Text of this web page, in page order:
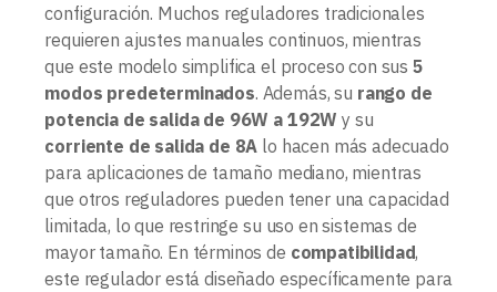
configuración. Muchos reguladores tradicionales
requieren ajustes manuales continuos, mientras
que este modelo simplifica el proceso con sus 5
modos predeterminados. Además, su rango de
potencia de salida de 96W a 192W y su
corriente de salida de 8A lo hacen más adecuado
para aplicaciones de tamaño mediano, mientras
que otros reguladores pueden tener una capacidad
limitada, lo que restringe su uso en sistemas de
mayor tamaño. En términos de compatibilidad,
este regulador está diseñado específicamente para